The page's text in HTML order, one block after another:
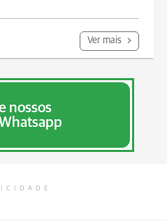
Ver mais
nossos